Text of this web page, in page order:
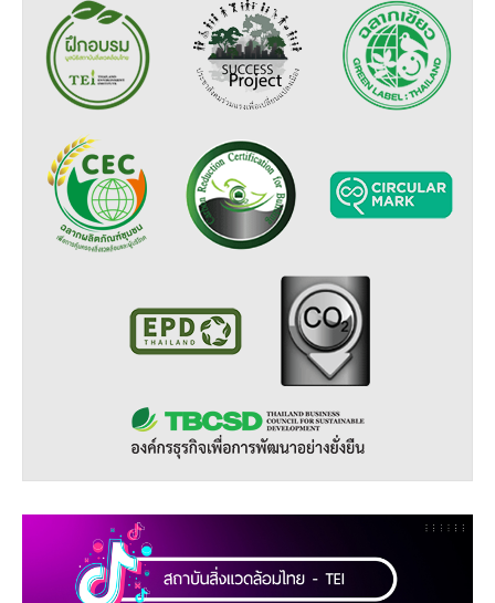
Dr. Dhira Phanthumavanich Fund
Global Warming and Health Fund